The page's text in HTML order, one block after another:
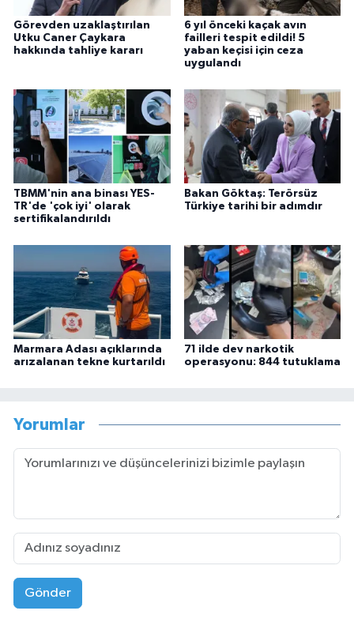
Görevden uzaklaştırılan
Utku Caner Çaykara
hakkında tahliye kararı
6 yıl önceki kaçak avın
failleri tespit edildi! 5
yaban keçisi için ceza
uygulandı
TBMM'nin ana binası YES-
TR'de 'çok iyi' olarak
sertifikalandırıldı
Bakan Göktaş: Terörsüz
Türkiye tarihi bir adımdır
Marmara Adası açıklarında
arızalanan tekne kurtarıldı
71 ilde dev narkotik
operasyonu: 844 tutuklama
Yorumlar
Gönder